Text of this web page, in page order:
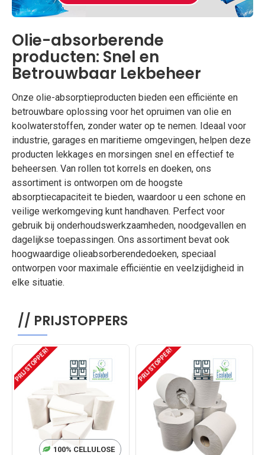
Olie-absorberende
producten: Snel en
Betrouwbaar Lekbeheer
Onze olie-absorptieproducten bieden een efficiënte en
betrouwbare oplossing voor het opruimen van olie en
koolwaterstoffen, zonder water op te nemen. Ideaal voor
industrie, garages en maritieme omgevingen, helpen deze
producten lekkages en morsingen snel en effectief te
beheersen. Van rollen tot korrels en doeken, ons
assortiment is ontworpen om de hoogste
absorptiecapaciteit te bieden, waardoor u een schone en
veilige werkomgeving kunt handhaven. Perfect voor
gebruik bij onderhoudswerkzaamheden, noodgevallen en
dagelijkse toepassingen. Ons assortiment bevat ook
hoogwaardige olieabsorberendedoeken, speciaal
ontworpen voor maximale efficiëntie en veelzijdigheid in
elke situatie.
// PRIJSTOPPERS
PRIJSTOPPER!
100% CELLULOSE
PRIJSTOPPER!